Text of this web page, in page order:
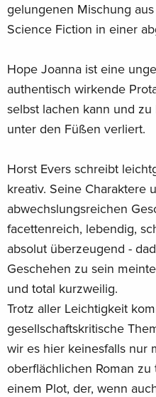
gelungenen Mischung
Science Fiction in einer
Hope Joanna ist eine
authentisch wirkende
selbst lachen kann und
unter den Füßen verliert.
Horst Evers schreibt
kreativ. Seine Charaktere
abwechslungsreichen
facettenreich, lebendig,
absolut überzeugend -
Geschehen zu sein
und total kurzweilig.
Trotz aller Leichtigkeit
gesellschaftskritische
wir es hier keinesfalls nur
oberflächlichen Roman
einem Plot, der, wenn